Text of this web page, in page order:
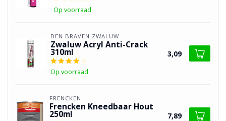
Op voorraad
DEN BRAVEN ZWALUW
Zwaluw Acryl Anti-Crack
310ml
Op voorraad
3,09
FRENCKEN
Frencken Kneedbaar Hout
250ml 7,89